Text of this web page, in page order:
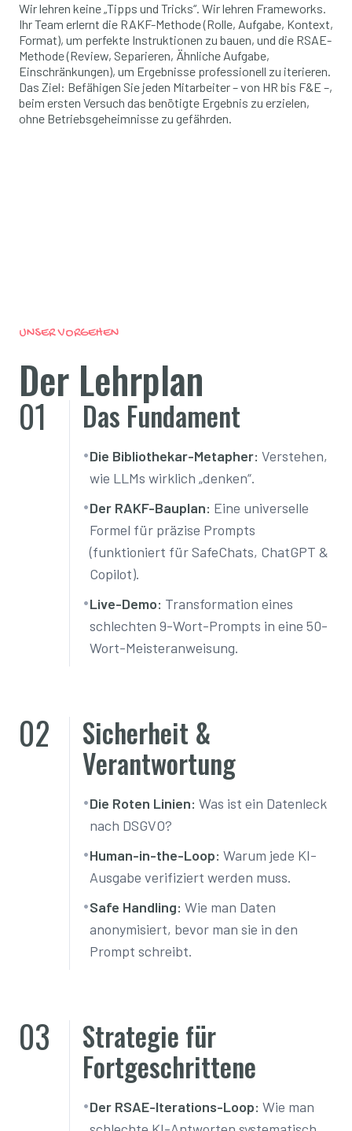
Wir lehren keine „Tipps und Tricks“. Wir lehren Frameworks.
Ihr Team erlernt die RAKF-Methode (Rolle, Aufgabe, Kontext,
Format), um perfekte Instruktionen zu bauen, und die RSAE-
Methode (Review, Separieren, Ähnliche Aufgabe,
Einschränkungen), um Ergebnisse professionell zu iterieren.
Das Ziel: Befähigen Sie jeden Mitarbeiter – von HR bis F&E –,
beim ersten Versuch das benötigte Ergebnis zu erzielen,
ohne Betriebsgeheimnisse zu gefährden.
UNSER VORGEHEN
Der Lehrplan
01 Das Fundament
•Die Bibliothekar-Metapher: Verstehen,
wie LLMs wirklich „denken“.
•Der RAKF-Bauplan: Eine universelle
Formel für präzise Prompts
(funktioniert für SafeChats, ChatGPT &
Copilot).
•Live-Demo: Transformation eines
schlechten 9-Wort-Prompts in eine 50-
Wort-Meisteranweisung.
02 Sicherheit &
Verantwortung
•Die Roten Linien: Was ist ein Datenleck
nach DSGVO?
•Human-in-the-Loop: Warum jede KI-
Ausgabe verifiziert werden muss.
•Safe Handling: Wie man Daten
anonymisiert, bevor man sie in den
Prompt schreibt.
03 Strategie für
Fortgeschrittene
•Der RSAE-Iterations-Loop: Wie man